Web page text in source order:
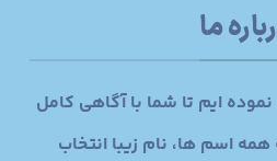
ما
ایم تا شما با آگاهی کامل
اسم ها، نام زیبا انتخاب